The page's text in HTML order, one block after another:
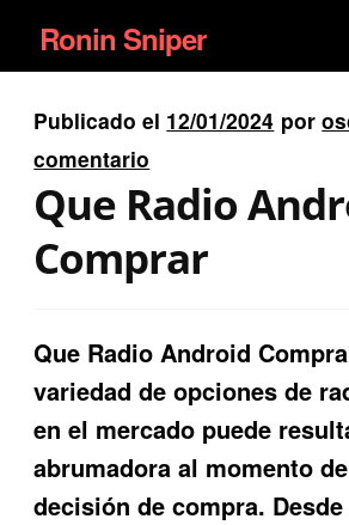
Ir
a
la
navegación
Ir
al
contenido
Ronin Sniper
PISTOLAS
RIFLES DEPORTIVOS
Publicado el 12/01/2024 por
comentario
Que Radio
Comprar
Que Radio Android
variedad de opciones de
en el mercado puede
abrumadora al momento
decisión de compra.